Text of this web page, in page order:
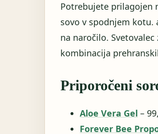
Potrebujete prilagojen
sovo v spodnjem kotu.
na naročilo.
kombinacija
Priporočeni
Aloe Vera Gel –
Forever Bee